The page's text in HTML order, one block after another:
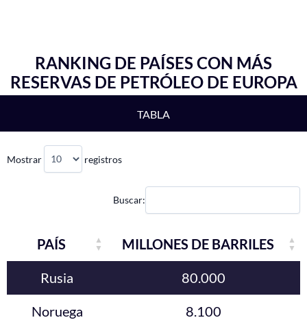
RANKING DE PAÍSES CON MÁS
RESERVAS DE PETRÓLEO DE EUROPA
TABLA
Mostrar registros
Buscar:
PAÍS MILLONES DE BARRILES
Rusia 80.000
Noruega 8.100